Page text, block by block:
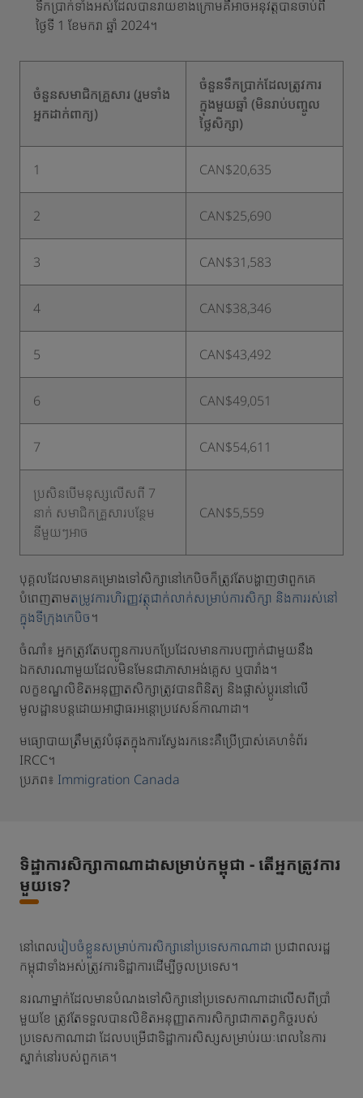
ទឹកប្រាក់ទាំងអស់ដែលបានរាយខាងក្រោមគឺអាចអនុវត្តបានចាប់ពី
ថ្ងៃទី 1 ខែមករា ឆ្នាំ 2024។
ចំនួនសមាជិកគ្រួសារ (រួមទាំង
អ្នកដាក់ពាក្យ)
ចំនួនទឹកប្រាក់ដែលត្រូវការ
ក្នុងមួយឆ្នាំ (មិនរាប់បញ្ចូល
ថ្លៃសិក្សា)
1 CAN$20,635
2 CAN$25,690
3 CAN$31,583
4 CAN$38,346
5 CAN$43,492
6 CAN$49,051
7 CAN$54,611
ប្រសិនបើមនុស្សលើសពី 7
នាក់ សមាជិកគ្រួសារបន្ថែម
នីមួយៗអាច
CAN$5,559
បុគ្គលដែលមានគម្រោងទៅសិក្សានៅកេបិចក៏ត្រូវតែបង្ហាញថាពួកគេ
បំពេញតាមតម្រូវការហិរញ្ញវត្ថុជាក់លាក់សម្រាប់ការសិក្សា និងការរស់នៅ
ក្នុងទីក្រុងកេបិច។
ចំណាំ៖ អ្នកត្រូវតែបញ្ជូនការបកប្រែដែលមានការបញ្ជាក់ជាមួយនឹង
ឯកសារណាមួយដែលមិនមែនជាភាសាអង់គ្លេស ឬបារាំង។
លក្ខខណ្ឌលិខិតអនុញ្ញាតសិក្សាត្រូវបានពិនិត្យ និងផ្លាស់ប្តូរនៅលើ
មូលដ្ឋានបន្តដោយអាជ្ញាធរអន្តោប្រវេសន៍កាណាដា។
មធ្យោបាយត្រឹមត្រូវបំផុតក្នុងការស្វែងរកនេះគឺប្រើប្រាស់គេហទំព័រ
IRCC។
ប្រភព៖ Immigration Canada
ទិដ្ឋាការសិក្សាកាណាដាសម្រាប់កម្ពុជា - តើអ្នកត្រូវការ
មួយទេ?
នៅពេលរៀបចំខ្លួនសម្រាប់ការសិក្សានៅប្រទេសកាណាដា ប្រជាពលរដ្ឋ
កម្ពុជាទាំងអស់ត្រូវការទិដ្ឋាការដើម្បីចូលប្រទេស។
នរណាម្នាក់ដែលមានបំណងទៅសិក្សានៅប្រទេសកាណាដាលើសពីប្រាំ
មួយខែ ត្រូវតែទទួលបានលិខិតអនុញ្ញាតការសិក្សាជាកាតព្វកិច្ចរបស់
ប្រទេសកាណាដា ដែលបម្រើជាទិដ្ឋាការសិស្សសម្រាប់រយៈពេលនៃការ
ស្នាក់នៅរបស់ពួកគេ។